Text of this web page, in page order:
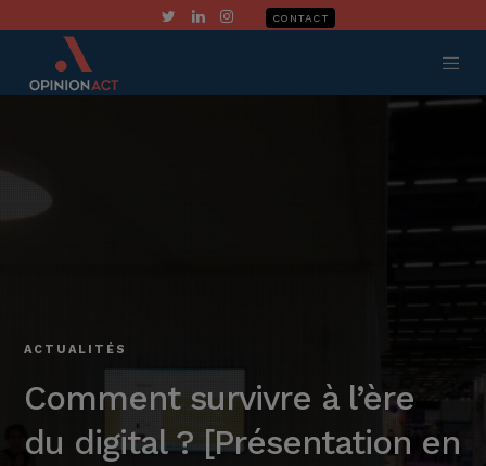
CONTACT
ACTUALITÉS
Comment survivre à l’ère
du digital ? [Présentation en